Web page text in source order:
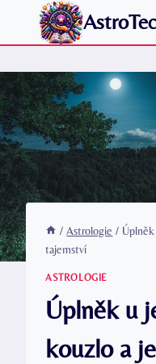
Přeskočit
/ Astrologie /
tajemství
ASTROLOGIE
Úplněk u
kouzlo a